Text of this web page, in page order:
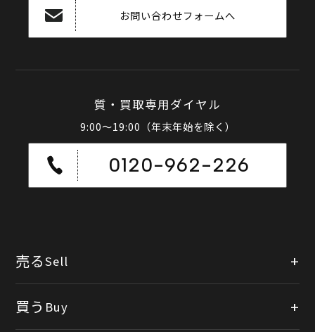
お問い合わせフォームへ
質・買取専用ダイヤル
9:00～19:00（年末年始を除く）
0120-962-226
売るSell
店頭買取
買う Buy